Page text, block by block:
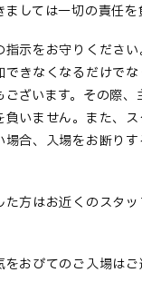
しては一切の責任を
指示をお守りくださ
できなくなるだけで
ざいます。その際、
負いません。また、
合、入場をお断り
た方はお近くのスタ
をおびてのご入場はご